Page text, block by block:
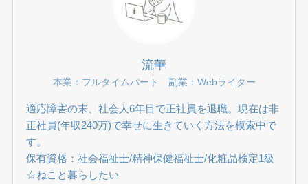
流華
本業：フルタイムパート 副業：Webライター
適応障害の末、社会人6年目で正社員を退職。現在は非
正社員(年収240万)で幸せに生きていく方法を模索中で
す。
保有資格：社会福祉士/精神保健福祉士/化粧品検定1級
☆ねこと暮らしたい